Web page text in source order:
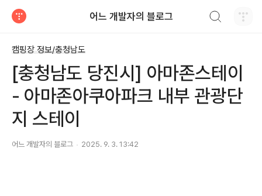
어느 개발자의 블로그
캠핑장 정보/충청남도
[충청남도 당진시] 아마존스테이
- 아마존아쿠아파크 내부 관광단
지 스테이
어느 개발자의 블로그 2025. 9. 3. 13:42